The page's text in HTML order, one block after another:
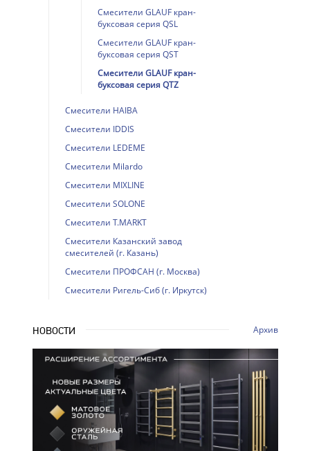
Смесители GLAUF кран-
буксовая серия QSL
Смесители GLAUF кран-
буксовая серия QST
Смесители GLAUF кран-
буксовая серия QTZ
Смесители HAIBA
Смесители IDDIS
Смесители LEDEME
Смесители Milardo
Смесители MIXLINE
Смесители SOLONE
Смесители T.MARKT
Смесители Казанский завод
смесителей (г. Казань)
Смесители ПРОФСАН (г. Москва)
Смесители Ригель-Сиб (г. Иркутск)
НОВОСТИ Архив